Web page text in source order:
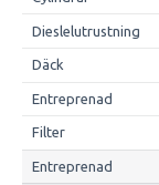
Dieslelutrustning
Däck
Entreprenad
Filter
Entreprenad